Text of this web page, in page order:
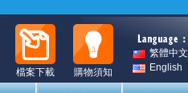
繁體中文
English
購物須知
檔案下載